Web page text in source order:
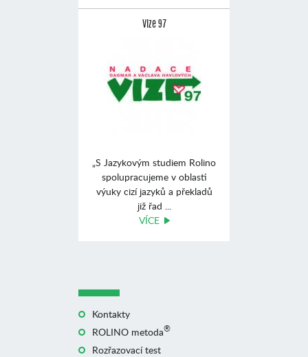
Vize 97
„S Jazykovým studiem Rolino
spolupracujeme v oblasti
výuky cizí jazyků a překladů
již řad ...
VÍCE
Kontakty
ROLINO metoda®
Rozřazovací test